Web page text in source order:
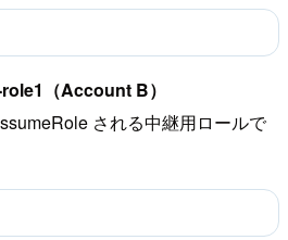
（Account B）
される中継用ロールで